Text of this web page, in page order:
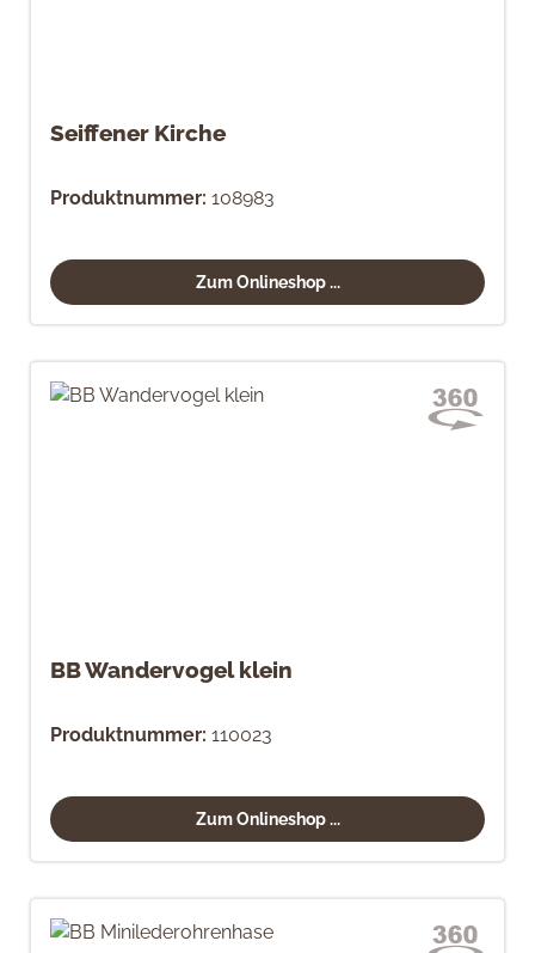
Seiffener Kirche
Produktnummer: 108983
Zum Onlineshop ...
BB Wandervogel klein
Produktnummer: 110023
Zum Onlineshop ...